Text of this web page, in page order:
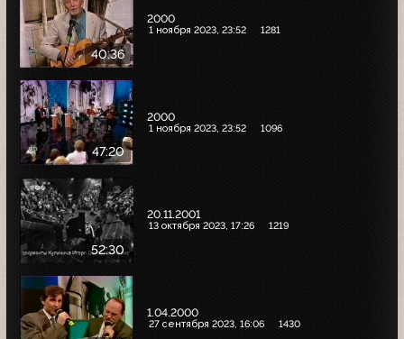
40:36
2000
1 ноября 2023, 23:52 1281
47:20
2000
1 ноября 2023, 23:52 1096
52:30
20.11.2001
13 октября 2023, 17:26 1219
1.04.2000
27 сентября 2023, 16:06 1430